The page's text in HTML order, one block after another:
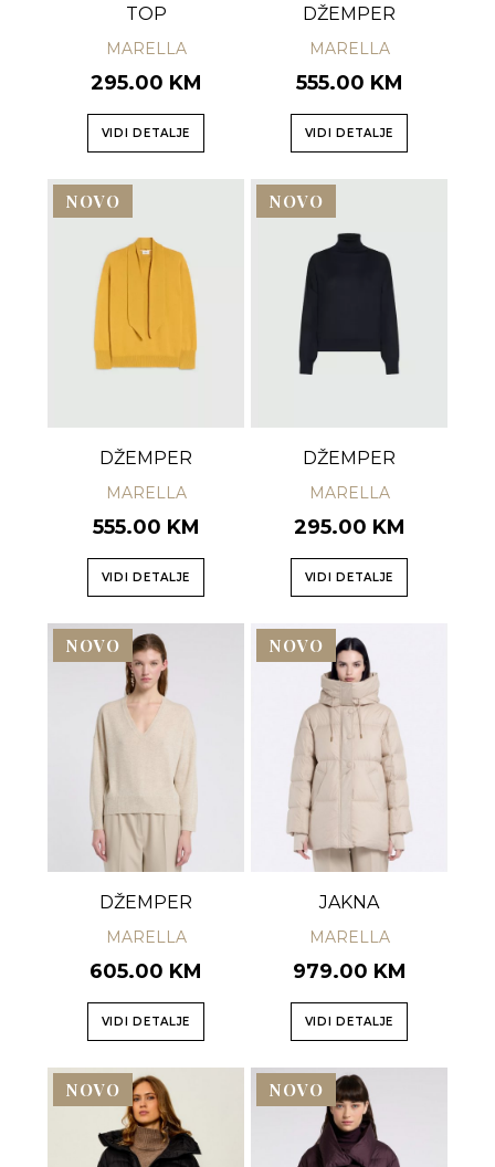
TOP
MARELLA
295.00 KM
VIDI DETALJE
DŽEMPER
MARELLA
555.00 KM
VIDI DETALJE
NOVO
DŽEMPER
MARELLA
555.00 KM
VIDI DETALJE
NOVO
DŽEMPER
MARELLA
295.00 KM
VIDI DETALJE
NOVO
DŽEMPER
MARELLA
605.00 KM
VIDI DETALJE
NOVO
JAKNA
MARELLA
979.00 KM
VIDI DETALJE
NOVO NOVO